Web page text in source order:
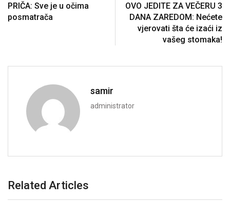
PRIČA: Sve je u očima
posmatrača
OVO JEDITE ZA VEČERU 3
DANA ZAREDOM: Nećete
vjerovati šta će izaći iz
vašeg stomaka!
samir
administrator
Related Articles